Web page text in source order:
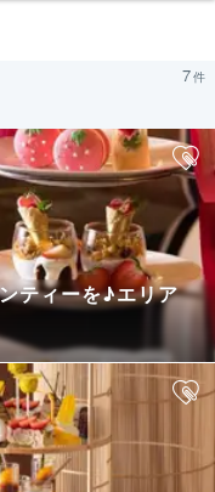
7
ティーを♪エリア